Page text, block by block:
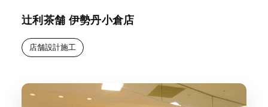
辻利茶舗 伊勢丹小倉店
店舗設計施工